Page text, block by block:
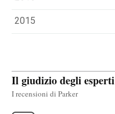
2015
Il giudizio degli esperti
I recensioni di Parker